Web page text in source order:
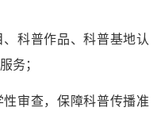
科普作品、科普基地认
务；
审查，保障科普传播准